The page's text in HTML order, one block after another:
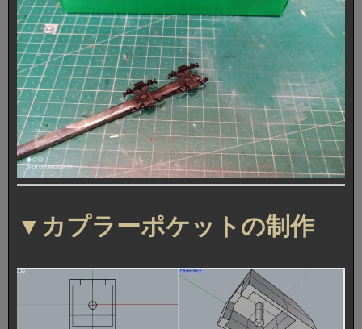
▼カプラーポケットの制作